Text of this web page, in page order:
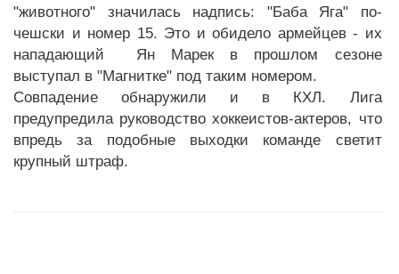
"животного" значилась надпись: "Баба Яга" по-
чешски и номер 15. Это и обидело армейцев - их
нападающий Ян Марек в прошлом сезоне
выступал в "Магнитке" под таким номером.
Совпадение обнаружили и в КХЛ. Лига
предупредила руководство хоккеистов-актеров, что
впредь за подобные выходки команде светит
крупный штраф.